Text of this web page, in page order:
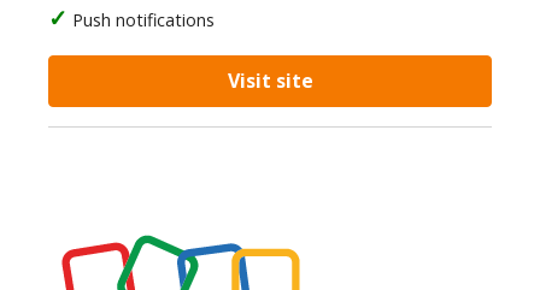
Push notifications
Visit site